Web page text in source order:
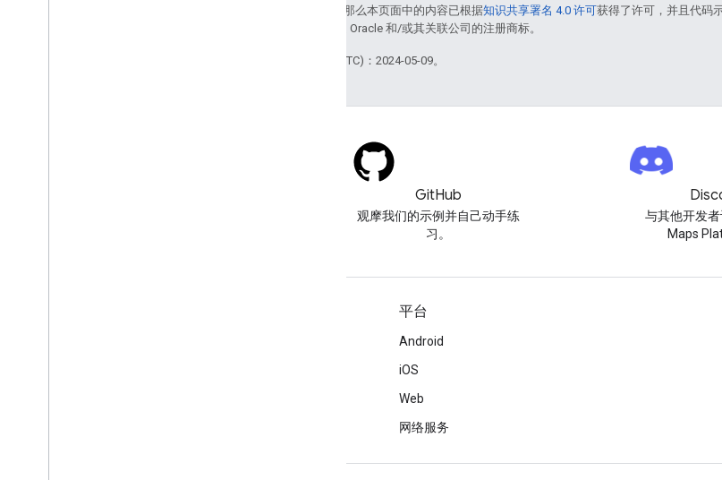
如未另行说明，那么本页面中的内容已根据知识共享署名 4.0 许可获得了许可，并且代码
。Java 是 Oracle 和/或其关联公司的注册商标。
最后更新时间 (UTC)：2024-05-09。
GitHub
观摩我们的示例并自己动手练
习。
与其他开发
Maps
平台
Android
iOS
Web
网络服务